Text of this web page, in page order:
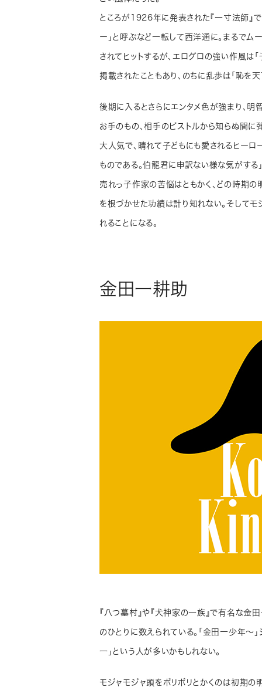
ところが1926年に発表された『一寸法師』
ー」と呼ぶなど一転して西洋通に。まるで
されてヒットするが、エログロの強い作風は
掲載されたこともあり、のちに乱歩は「恥を
後期に入るとさらにエンタメ色が強まり、明
お手のもの、相手のピストルから知らぬ間に
大人気で、晴れて子どもにも愛されるヒー
ものである。伯龍君に申訳ない様な気がする
売れっ子作家の苦悩はともかく、どの時期
を根づかせた功績は計り知れない。そして
れることになる。
金田一耕助
『八つ墓村』や『犬神家の一族』で有名な
のひとりに数えられている。「金田一少年～
一」という人が多いかもしれない。
モジャモジャ頭をボリボリとかくのは初期の